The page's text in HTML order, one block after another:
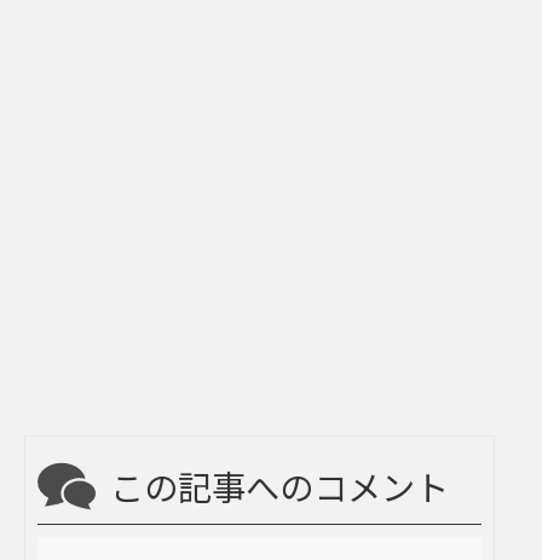
この記事へのコメント